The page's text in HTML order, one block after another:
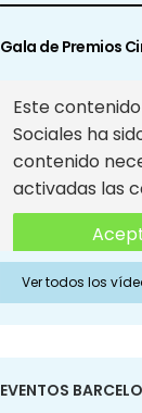
Gala de Premios
Este
Sociales ha
contenido
activadas las
Aceptar
Ver todos los
EVENTOS